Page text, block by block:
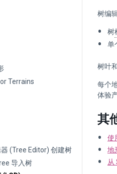
Terrains
(Tree Editor) 创建树
导入树
树编
树
单
树叶
每个
体验
其
使
地
从